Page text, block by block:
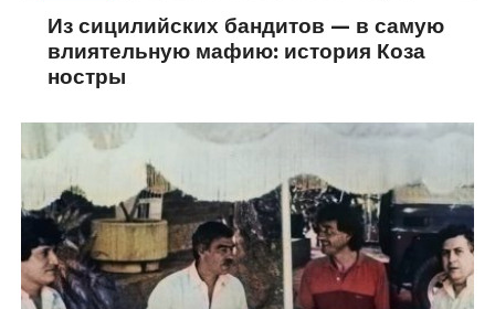
Из сицилийских бандитов — в самую
влиятельную мафию: история Коза
ностры